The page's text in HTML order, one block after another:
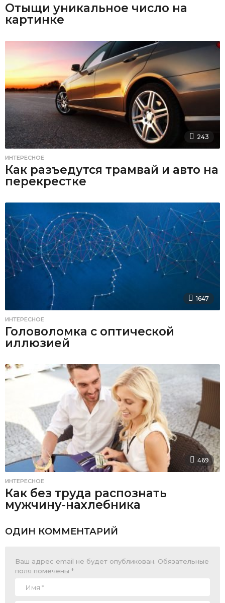
Отыщи уникальное число на
картинке
243
ИНТЕРЕСНОЕ
Как разъедутся трамвай и авто на
перекрестке
1647
ИНТЕРЕСНОЕ
Головоломка с оптической
иллюзией
469
ИНТЕРЕСНОЕ
Как без труда распознать
мужчину-нахлебника
ОДИН КОММЕНТАРИЙ
Ваш адрес email не будет опубликован. Обязательные
поля помечены *